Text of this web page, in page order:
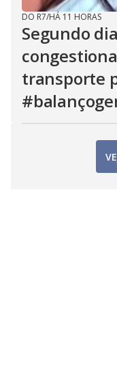
DO R7/HÁ 11 HORAS
Segundo
transporte